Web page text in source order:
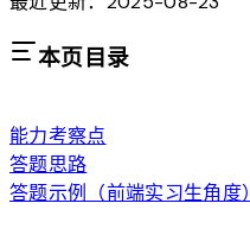
本页目录
能力考察点
答题思路
答题示例（前端实习生角度）